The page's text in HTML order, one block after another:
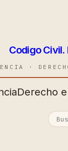
Codigo
·
Derecho